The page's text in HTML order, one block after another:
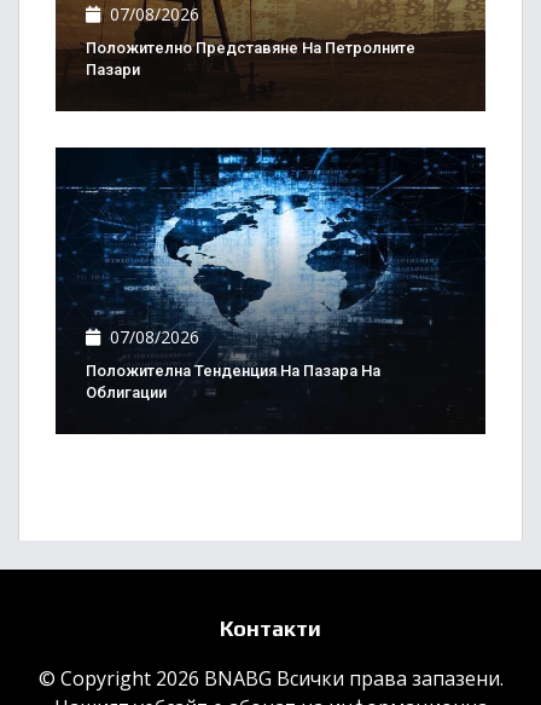
07/08/2026
Положително Представяне На Петролните
Пазари
07/08/2026
Положителна Тенденция На Пазара На
Облигации
Контакти
© Copyright 2026 BNABG Всички права запазени.